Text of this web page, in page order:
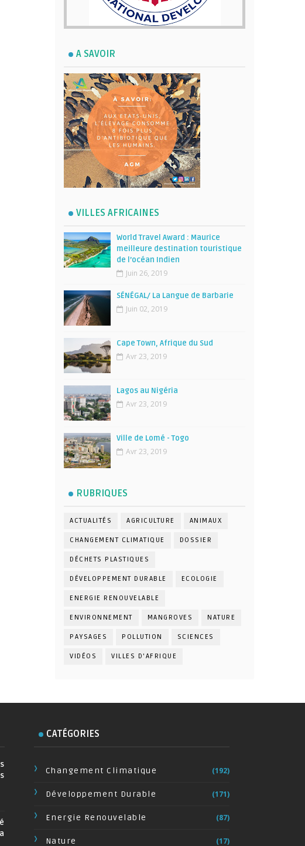
A SAVOIR
VILLES AFRICAINES
World Travel Award : Maurice
meilleure destination touristique
de l’océan Indien
Juin 26, 2019
SÉNÉGAL/ La Langue de Barbarie
Juin 02, 2019
Cape Town, Afrique du Sud
Avr 23, 2019
Lagos au Nigéria
Avr 23, 2019
Ville de Lomé - Togo
Avr 23, 2019
RUBRIQUES
ACTUALITÉS AGRICULTURE ANIMAUX
CHANGEMENT CLIMATIQUE DOSSIER
DÉCHETS PLASTIQUES
DÉVELOPPEMENT DURABLE ECOLOGIE
ENERGIE RENOUVELABLE
ENVIRONNEMENT MANGROVES NATURE
PAYSAGES POLLUTION SCIENCES
VIDÉOS VILLES D'AFRIQUE
CATÉGORIES
Changement Climatique (192)
Développement Durable (171)
Energie Renouvelable (87)
Nature (17)